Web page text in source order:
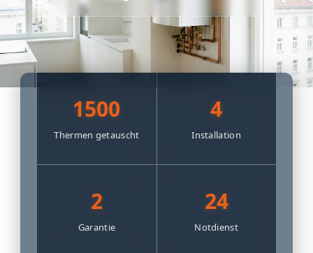
1500
Thermen getauscht
4
Installation
2
Garantie
24
Notdienst